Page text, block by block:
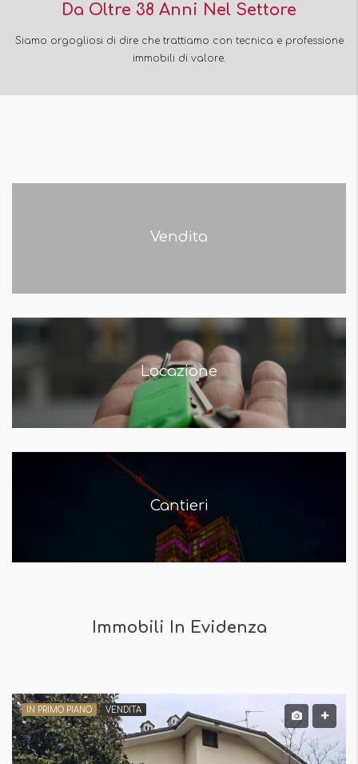
Da Oltre 38 Anni Nel Settore
Siamo orgogliosi di dire che trattiamo con tecnica e professione
immobili di valore.
Vendita
Locazione
Cantieri
Immobili In Evidenza
IN PRIMO PIANO VENDITA